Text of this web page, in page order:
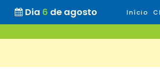
Dia 6 de agosto Início